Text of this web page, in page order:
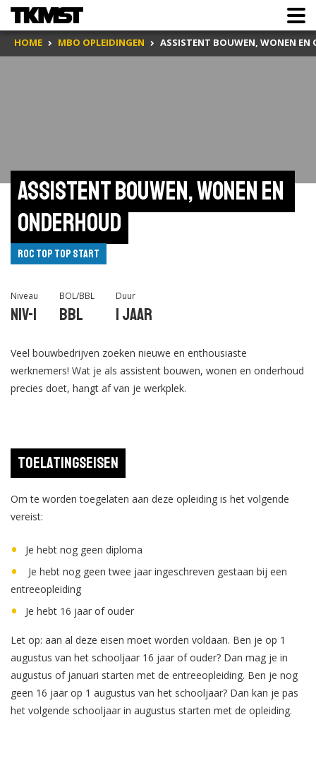
HOME MBO OPLEIDINGEN ASSISTENT BOUWEN, WONEN EN
Assistent bouwen, wonen en
onderhoud
ROC TOP TOP Start
Niveau
Niv-1
BOL/BBL
BBL
Duur
1 jaar
Veel bouwbedrijven zoeken nieuwe en enthousiaste
werknemers! Wat je als assistent bouwen, wonen en onderhoud
precies doet, hangt af van je werkplek.
Toelatingseisen
Om te worden toegelaten aan deze opleiding is het volgende
vereist:
Je hebt nog geen diploma
Je hebt nog geen twee jaar ingeschreven gestaan bij een
entreeopleiding
Je hebt 16 jaar of ouder
Let op: aan al deze eisen moet worden voldaan. Ben je op 1
augustus van het schooljaar 16 jaar of ouder? Dan mag je in
augustus of januari starten met de entreeopleiding. Ben je nog
geen 16 jaar op 1 augustus van het schooljaar? Dan kan je pas
het volgende schooljaar in augustus starten met de opleiding.